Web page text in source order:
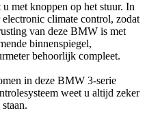
met knoppen op het stuur. In
climate control, zodat
van deze BMW is met
binnenspiegel,
behoorlijk compleet.
in deze BMW 3-serie
weet u altijd zeker